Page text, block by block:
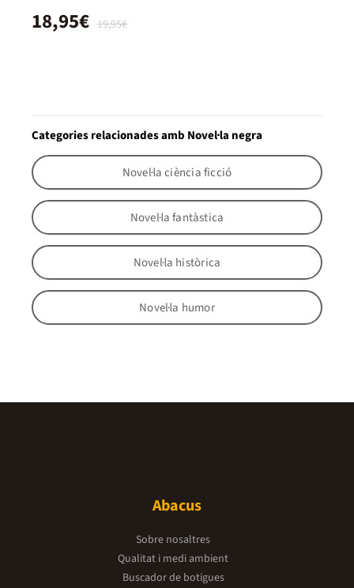
19,95€
18,95€
Categories relacionades amb Novel·la negra
Novel·la ciència ficció
Novel·la fantàstica
Novel·la històrica
Novel·la humor
Abacus
Sobre nosaltres
Qualitat i medi ambient
Buscador de botigues